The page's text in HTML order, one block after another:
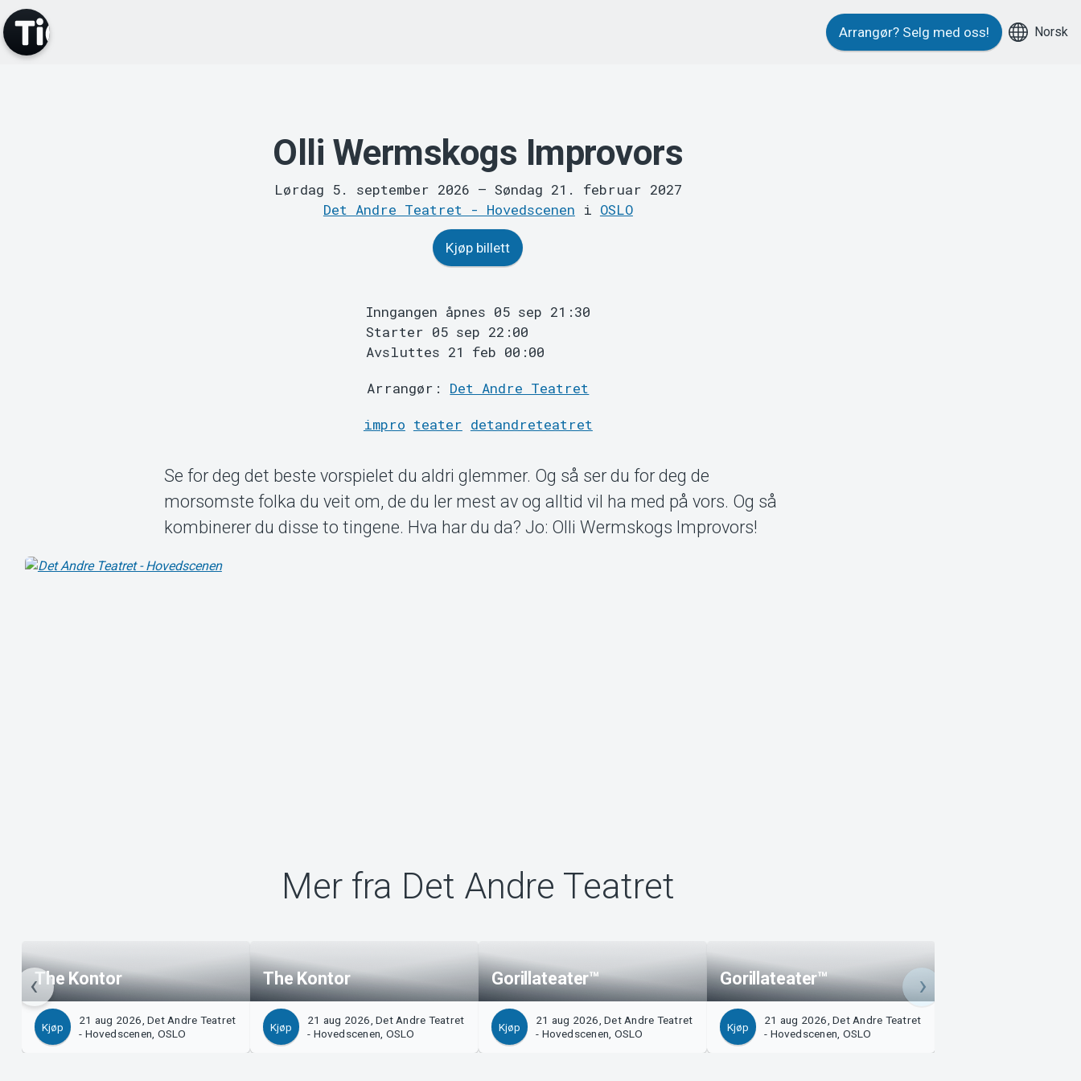
Arrangør? Selg med oss! Norsk
Olli Wermskogs Improvors
Lørdag 5. september 2026 – Søndag 21. februar 2027
Det Andre Teatret - Hovedscenen i OSLO
Kjøp billett
Inngangen åpnes 05 sep 21:30
Starter 05 sep 22:00
Avsluttes 21 feb 00:00
Arrangør: Det Andre Teatret
impro teater detandreteatret
Se for deg det beste vorspielet du aldri glemmer. Og så ser du for deg de
morsomste folka du veit om, de du ler mest av og alltid vil ha med på vors. Og så
kombinerer du disse to tingene. Hva har du da? Jo: Olli Wermskogs Improvors!
Mer fra Det Andre Teatret
The Kontor
Kjøp
21 aug 2026, Det Andre Teatret
- Hovedscenen, OSLO
The Kontor
Kjøp
21 aug 2026, Det Andre Teatret
- Hovedscenen, OSLO
Gorillateater™
Kjøp
21 aug 2026, Det Andre Teatret
- Hovedscenen, OSLO
Gorillateater™
Kjøp
21 aug 2026, Det Andre Teatret
- Hovedscenen, OSLO